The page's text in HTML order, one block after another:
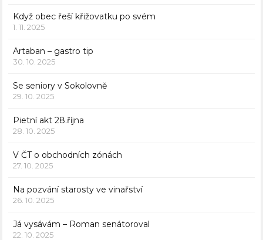
Když obec řeší křižovatku po svém
1. 11. 2025
Artaban – gastro tip
30. 10. 2025
Se seniory v Sokolovně
29. 10. 2025
Pietní akt 28.října
28. 10. 2025
V ČT o obchodních zónách
27. 10. 2025
Na pozvání starosty ve vinařství
26. 10. 2025
Já vysávám – Roman senátoroval
22. 10. 2025